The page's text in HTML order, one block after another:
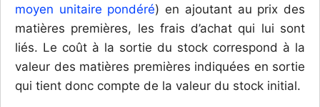
moyen unitaire pondéré) en ajoutant au prix des
matières premières, les frais d’achat qui lui sont
liés. Le coût à la sortie du stock correspond à la
valeur des matières premières indiquées en sortie
qui tient donc compte de la valeur du stock initial.